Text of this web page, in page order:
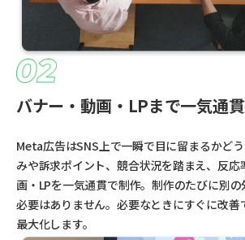
バナー・動画・LPまで一気通
Meta広告はSNS上で一瞬で目に留まるかど
みや訴求ポイント、競合状況を踏まえ、反
画・LPを一気通貫で制作。制作のたびに別
必要はありません。必要なときにすぐに改善
最大化します。